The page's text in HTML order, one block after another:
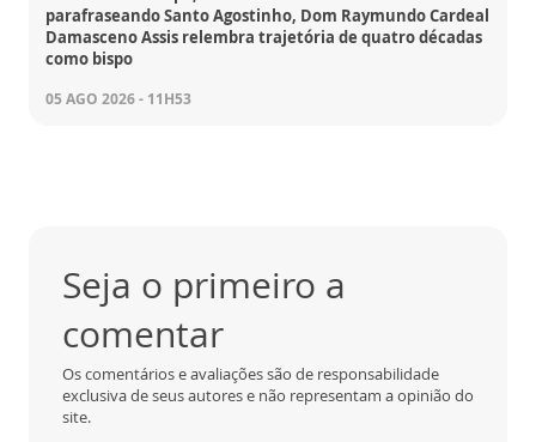
parafraseando Santo Agostinho, Dom Raymundo Cardeal
Damasceno Assis relembra trajetória de quatro décadas
como bispo
05 AGO 2026 - 11H53
Seja o primeiro a
comentar
Os comentários e avaliações são de responsabilidade
exclusiva de seus autores e não representam a opinião do
site.